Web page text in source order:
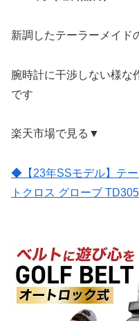
新調したテーラーメイド
腕時計に干渉しない様な
です
楽天市場で見る▼
◆【23年SSモデル】テ
トクロス グローブ